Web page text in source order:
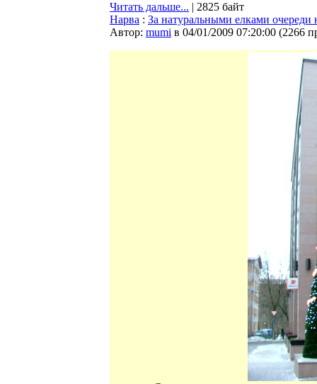
Читать дальше... | 2825 байт
Нарва : За натуральными елками очереди
Автор: mumi в 04/01/2009 07:20:00 (2266